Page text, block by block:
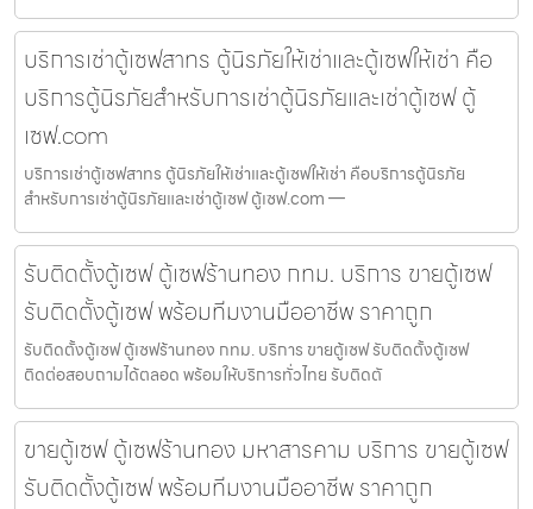
บริการเช่าตู้เซฟสาทร ตู้นิรภัยให้เช่าและตู้เซฟให้เช่า คือ
บริการตู้นิรภัยสำหรับการเช่าตู้นิรภัยและเช่าตู้เซฟ ตู้
เซฟ.com
บริการเช่าตู้เซฟสาทร ตู้นิรภัยให้เช่าและตู้เซฟให้เช่า คือบริการตู้นิรภัย
สำหรับการเช่าตู้นิรภัยและเช่าตู้เซฟ ตู้เซฟ.com —
รับติดตั้งตู้เซฟ ตู้เซฟร้านทอง กทม. บริการ ขายตู้เซฟ
รับติดตั้งตู้เซฟ พร้อมทีมงานมืออาชีพ ราคาถูก
รับติดตั้งตู้เซฟ ตู้เซฟร้านทอง กทม. บริการ ขายตู้เซฟ รับติดตั้งตู้เซฟ
ติดต่อสอบถามได้ตลอด พร้อมให้บริการทั่วไทย รับติดตั
ขายตู้เซฟ ตู้เซฟร้านทอง มหาสารคาม บริการ ขายตู้เซฟ
รับติดตั้งตู้เซฟ พร้อมทีมงานมืออาชีพ ราคาถูก